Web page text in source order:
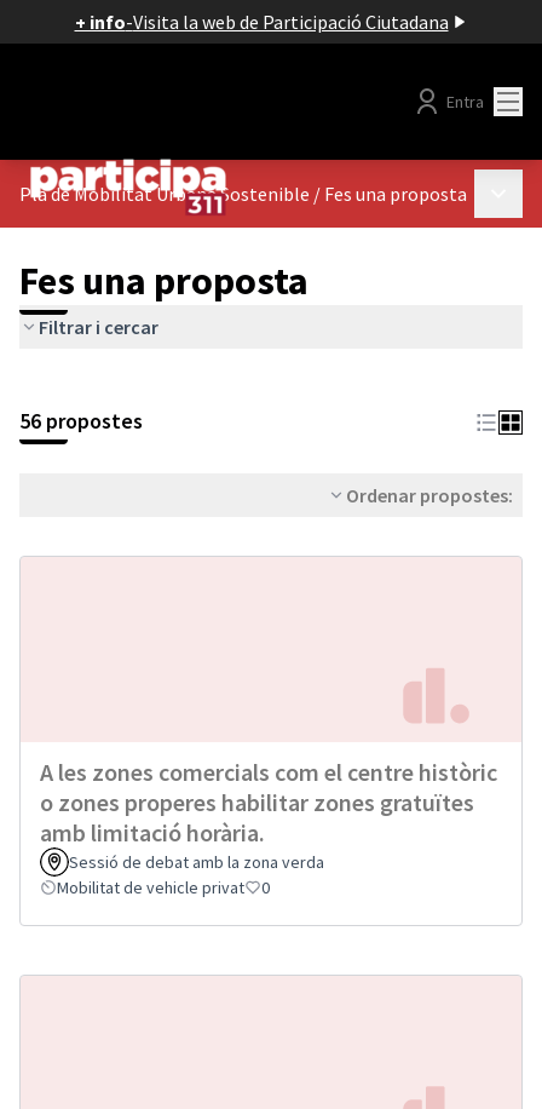
+ info-Visita la web de Participació Ciutadana
Entra
Pla de Mobilitat Urbana Sostenible / Fes una proposta
Fes una proposta
Filtrar i cercar
56 propostes
Ordenar propostes:
A les zones comercials com el centre històric
o zones properes habilitar zones gratuïtes
amb limitació horària.
Sessió de debat amb la zona verda
Mobilitat de vehicle privat
0